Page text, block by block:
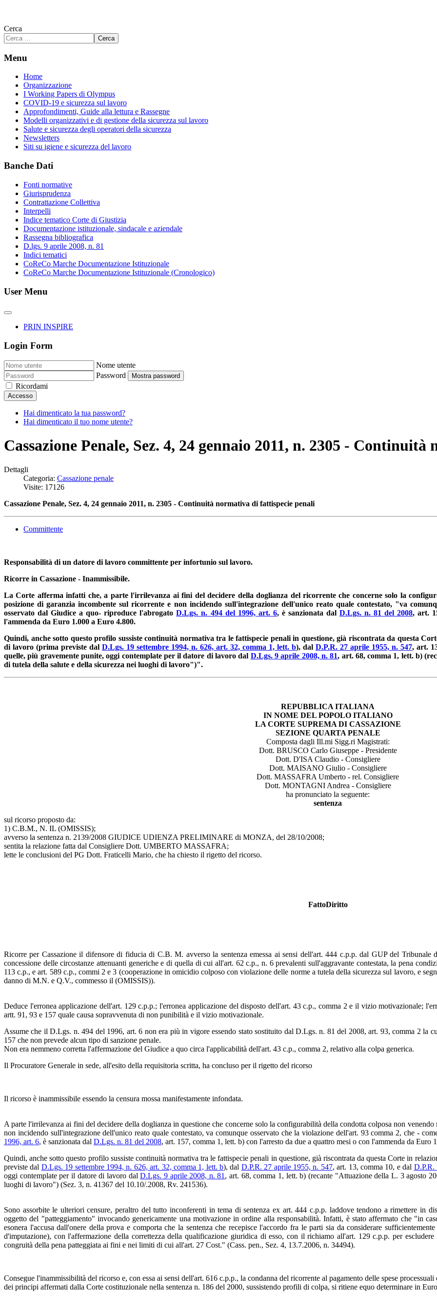
Cerca
Cerca
Menu
Home
Organizzazione
I Working Papers di Olympus
COVID-19 e sicurezza sul lavoro
Approfondimenti, Guide alla lettura e Rassegne
Modelli organizzativi e di gestione della sicurezza sul lavoro
Salute e sicurezza degli operatori della sicurezza
Newsletters
Siti su igiene e sicurezza del lavoro
Banche Dati
Fonti normative
Giurisprudenza
Contrattazione Collettiva
Interpelli
Indice tematico Corte di Giustizia
Documentazione istituzionale, sindacale e aziendale
Rassegna bibliografica
D.lgs. 9 aprile 2008, n. 81
Indici tematici
CoReCo Marche Documentazione Istituzionale
CoReCo Marche Documentazione Istituzionale (Cronologico)
User Menu
PRIN INSPIRE
Login Form
Nome utente
Password
Mostra password
Ricordami
Accesso
Hai dimenticato la tua password?
Hai dimenticato il tuo nome utente?
Cassazione Penale, Sez. 4, 24 gennaio 2011, n. 2305 -
Dettagli
Categoria: Cassazione penale
Visite: 17126
Cassazione Penale, Sez. 4, 24 gennaio 2011, n. 2305 - Continuità normativa di fattispecie penali
Committente
Responsabilità di un datore di lavoro committente per infortunio sul lavoro.
Ricorre in Cassazione - Inammissibile.
La Corte afferma infatti che, a parte l'irrilevanza ai fini del decidere della doglianza del ricorrente che concerne solo la
posizione di garanzia incombente sul ricorrente e non incidendo sull'integrazione dell'unico reato quale contestato, "va
osservato dal Giudice a quo- riproduce l'abrogatoD.Lgs. n. 494 del 1996, art. 6, è sanzionata dal D.Lgs. n. 81 del 2008, art.
l'ammenda da Euro 1.000 a Euro 4.800.
Quindi, anche sotto questo profilo sussiste continuità normativa tra le fattispecie penali in questione, già riscontrata da questa
di lavoro (prima previste dal D.Lgs. 19 settembre 1994, n. 626, art. 32, comma 1, lett. b), dal D.P.R. 27 aprile 1955, n. 547, art.
quelle, più gravemente punite, oggi contemplate per il datore di lavoro dal D.Lgs. 9 aprile 2008, n. 81, art. 68, comma 1, lett. b)
di tutela della salute e della sicurezza nei luoghi di lavoro")".
REPUBBLICA ITALIANA
IN NOME DEL POPOLO ITALIANO
LA CORTE SUPREMA DI CASSAZIONE
SEZIONE QUARTA PENALE
Composta dagli Ill.mi Sigg.ri Magistrati:
Dott. BRUSCO Carlo Giuseppe - Presidente
Dott. D'ISA Claudio - Consigliere
Dott. MAISANO Giulio - Consigliere
Dott. MASSAFRA Umberto - rel. Consigliere
Dott. MONTAGNI Andrea - Consigliere
ha pronunciato la seguente:
sentenza
sul ricorso proposto da:
1) C.B.M., N. IL (OMISSIS);
avverso la sentenza n. 2139/2008 GIUDICE UDIENZA PRELIMINARE di MONZA, del 28/10/2008;
sentita la relazione fatta dal Consigliere Dott. UMBERTO MASSAFRA;
lette le conclusioni del PG Dott. Fraticelli Mario, che ha chiesto il rigetto del ricorso.
FattoDiritto
Ricorre per Cassazione il difensore di fiducia di C.B. M. avverso la sentenza emessa ai sensi dell'art. 444 c.p.p. dal GUP del
concessione delle circostanze attenuanti generiche e di quella di cui all'art. 62 c.p., n. 6 prevalenti sull'aggravante contestata, la pena
113 c.p., e art. 589 c.p., commi 2 e 3 (cooperazione in omicidio colposo con violazione delle norme a tutela della sicurezza sul lavoro, e
danno di M.N. e Q.V., commesso il (OMISSIS)).
Deduce l'erronea applicazione dell'art. 129 c.p.p.; l'erronea applicazione del disposto dell'art. 43 c.p., comma 2 e il vizio motivazionale;
artt. 91, 93 e 157 quale causa sopravvenuta di non punibilità e il vizio motivazionale.
Assume che il D.Lgs. n. 494 del 1996, art. 6 non era più in vigore essendo stato sostituito dal D.Lgs. n. 81 del 2008, art. 93, comma 2 la
157 che non prevede alcun tipo di sanzione penale.
Non era nemmeno corretta l'affermazione del Giudice a quo circa l'applicabilità dell'art. 43 c.p., comma 2, relativo alla colpa generica.
Il Procuratore Generale in sede, all'esito della requisitoria scritta, ha concluso per il rigetto del ricorso
Il ricorso è inammissibile essendo la censura mossa manifestamente infondata.
A parte l'irrilevanza ai fini del decidere della doglianza in questione che concerne solo la configurabilità della condotta colposa non
non incidendo sull'integrazione dell'unico reato quale contestato, va comunque osservato che la violazione dell'art. 93 comma 2, che -
1996, art. 6, è sanzionata dal D.Lgs. n. 81 del 2008, art. 157, comma 1, lett. b) con l'arresto da due a quattro mesi o con l'ammenda da Euro
Quindi, anche sotto questo profilo sussiste continuità normativa tra le fattispecie penali in questione, già riscontrata da questa Corte in
previste dal D.Lgs. 19 settembre 1994, n. 626, art. 32, comma 1, lett. b), dal D.P.R. 27 aprile 1955, n. 547, art. 13, comma 10, e dal D.P.R.
oggi contemplate per il datore di lavoro dalD.Lgs. 9 aprile 2008, n. 81 , art. 68, comma 1, lett. b) (recante "Attuazione della L. 3 agosto
luoghi di lavoro") (Sez. 3, n. 41367 del 10.10/.2008, Rv. 241536).
Sono assorbite le ulteriori censure, peraltro del tutto inconferenti in tema di sentenza ex art. 444 c.p.p. laddove tendono a rimettere in
oggetto del "patteggiamento" invocando genericamente una motivazione in ordine alla responsabilità. Infatti, è stato affermato che "in
esonera l'accusa dall'onere della prova e comporta che la sentenza che recepisce l'accordo fra le parti sia da considerare
d'imputazione), con l'affermazione della correttezza della qualificazione giuridica di esso, con il richiamo all'art. 129 c.p.p. per
congruità della pena patteggiata ai fini e nei limiti di cui all'art. 27 Cost." (Cass. pen., Sez. 4, 13.7.2006, n. 34494).
Consegue l'inammissibilità del ricorso e, con essa ai sensi dell'art. 616 c.p.p., la condanna del ricorrente al pagamento delle spese
dei principi affermati dalla Corte costituzionale nella sentenza n. 186 del 2000, sussistendo profili di colpa, si ritiene equo determinare in